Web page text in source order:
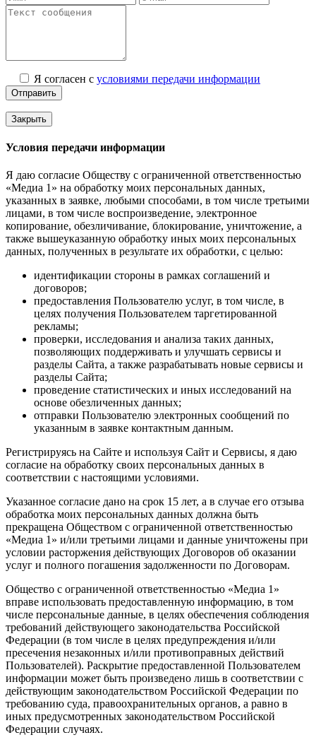
Я согласен с условиями передачи информации
Отправить
Закрыть
Условия передачи информации
Я даю согласие Обществу с ограниченной ответственностью
«Медиа 1» на обработку моих персональных данных,
указанных в заявке, любыми способами, в том числе третьими
лицами, в том числе воспроизведение, электронное
копирование, обезличивание, блокирование, уничтожение, а
также вышеуказанную обработку иных моих персональных
данных, полученных в результате их обработки, с целью:
идентификации стороны в рамках соглашений и
договоров;
предоставления Пользователю услуг, в том числе, в
целях получения Пользователем таргетированной
рекламы;
проверки, исследования и анализа таких данных,
позволяющих поддерживать и улучшать сервисы и
разделы Сайта, а также разрабатывать новые сервисы и
разделы Сайта;
проведение статистических и иных исследований на
основе обезличенных данных;
отправки Пользователю электронных сообщений по
указанным в заявке контактным данным.
Регистрируясь на Сайте и используя Сайт и Сервисы, я даю
согласие на обработку своих персональных данных в
соответствии с настоящими условиями.
Указанное согласие дано на срок 15 лет, а в случае его отзыва
обработка моих персональных данных должна быть
прекращена Обществом с ограниченной ответственностью
«Медиа 1» и/или третьими лицами и данные уничтожены при
условии расторжения действующих Договоров об оказании
услуг и полного погашения задолженности по Договорам.
Общество с ограниченной ответственностью «Медиа 1»
вправе использовать предоставленную информацию, в том
числе персональные данные, в целях обеспечения соблюдения
требований действующего законодательства Российской
Федерации (в том числе в целях предупреждения и/или
пресечения незаконных и/или противоправных действий
Пользователей). Раскрытие предоставленной Пользователем
информации может быть произведено лишь в соответствии с
действующим законодательством Российской Федерации по
требованию суда, правоохранительных органов, а равно в
иных предусмотренных законодательством Российской
Федерации случаях.